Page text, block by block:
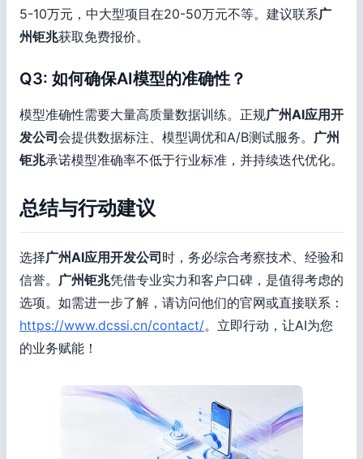
5-10万元，中大型项目在20-50万元不等。建议联系广
州钜兆获取免费报价。
Q3: 如何确保AI模型的准确性？
模型准确性需要大量高质量数据训练。正规广州AI应用开
发公司 会提供数据标注、模型调优和A/B测试服务。 广州
钜兆承诺模型准确率不低于行业标准，并持续迭代优化。
总结与行动建议
选择广州AI应用开发公司 时，务必综合考察技术、经验和
信誉。 广州钜兆凭借专业实力和客户口碑，是值得考虑的
选项。如需进一步了解，请访问他们的官网或直接联系：
https://www.dcssi.cn/contact/。立即行动，让AI为您
的业务赋能！